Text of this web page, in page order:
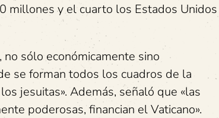
millones y el cuarto los Estados Unidos
sólo económicamente sino
se forman todos los cuadros de la
jesuitas». Además, señaló que «las
poderosas, financian el Vaticano».